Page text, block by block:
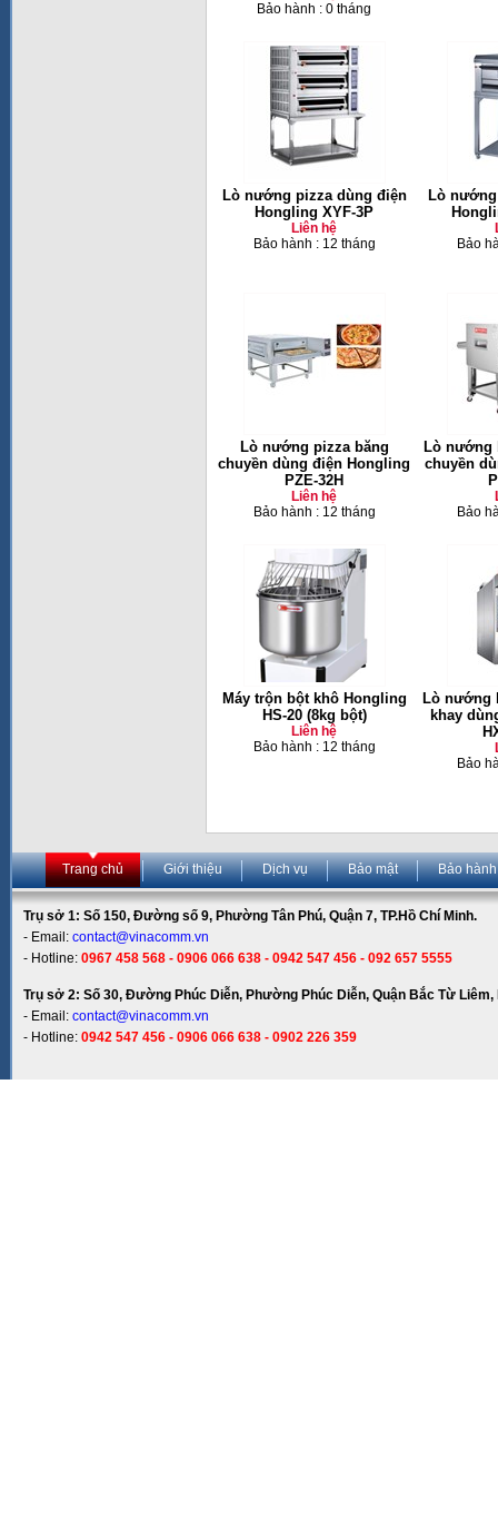
Bảo hành : 0 tháng
Lò nướng pizza dùng điện
Hongling XYF-3P
Liên hệ
Bảo hành : 12 tháng
Lò
Bảo
Lò nướng pizza băng
chuyền dùng điện Hongling
PZE-32H
Liên hệ
Bảo hành : 12 tháng
Lò nướng
chuyền
Bảo
Máy trộn bột khô Hongling
HS-20 (8kg bột)
Liên hệ
Bảo hành : 12 tháng
Lò nướng
khay
Bảo
Trang chủ Giới thiệu Dịch vụ Bảo mật Bảo hành
Trụ sở 1: Số 150, Đường số 9, Phường Tân Phú, Quận 7, TP.Hồ Chí Minh.
- Email: contact@vinacomm.vn
- Hotline: 0967 458 568 - 0906 066 638 - 0942 547 456 - 092 657 5555
Trụ sở 2: Số 30, Đường Phúc Diễn, Phường Phúc Diễn, Quận Bắc Từ Liêm,
- Email: contact@vinacomm.vn
- Hotline: 0942 547 456 - 0906 066 638 - 0902 226 359